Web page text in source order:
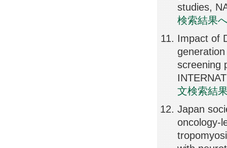
studies,
検索結果
Impact of
screening
文検索結
Japan
oncology-